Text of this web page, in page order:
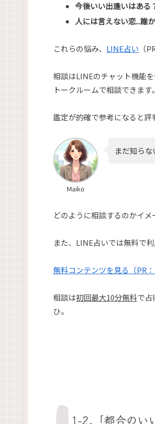
今後いい出逢いはある
人には言えない恋...誰
これらの悩み、 LINE占い （
相談はLINEのチャット機能
トークルームで相談できます。
鑑定が的確で参考になると評
Maiko
まだ知らな
どのように相談するのかイ
また、LINE占いでは無料で
無料コンテンツを見る（PR：
相談は初回最大10分無料で占
ひ。
1-2.「都合のい